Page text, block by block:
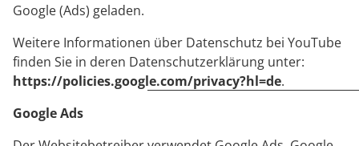
Google (Ads) geladen.
Weitere Informationen über Datenschutz bei YouTube
finden Sie in deren Datenschutzerklärung unter:
https://policies.google.com/privacy?hl=de.
Google Ads